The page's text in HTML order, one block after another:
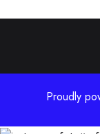
Proudly